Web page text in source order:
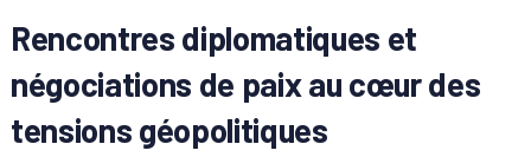
Rencontres diplomatiques et
négociations de paix au cœur des
tensions géopolitiques